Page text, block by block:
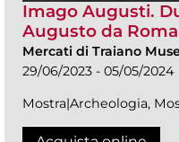
Imago Augusti.
Augusto da
Mercati di Traiano
29/06/2023 - 05/05/2024
Mostra|Archeologia,